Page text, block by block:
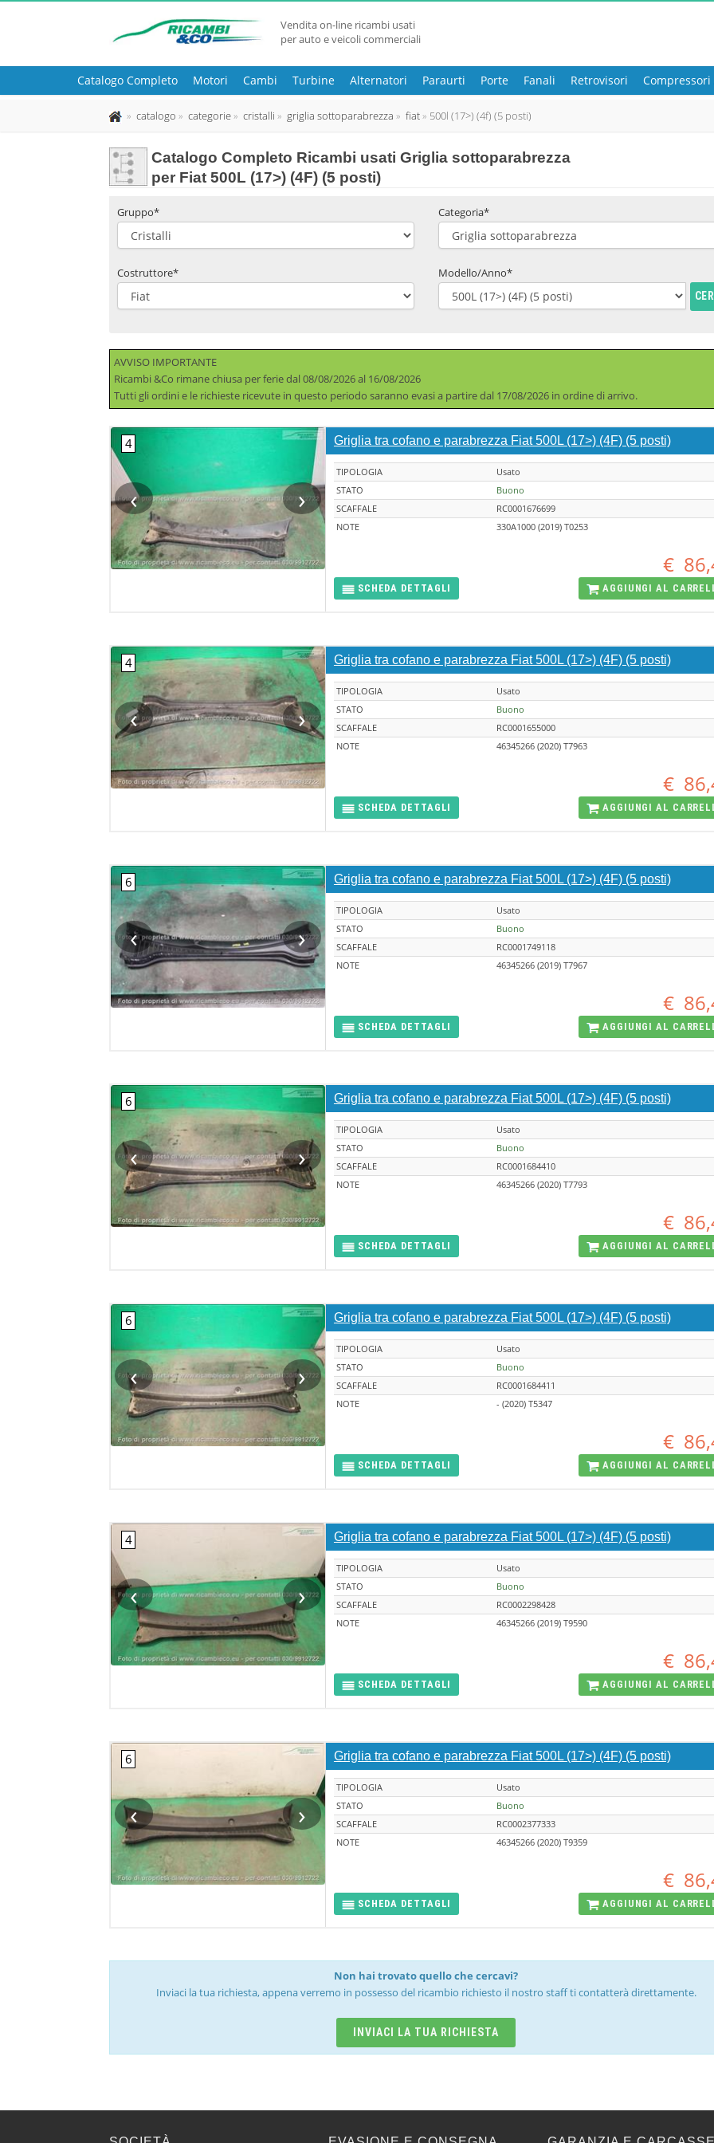
Vendita on-line ricambi usati
per auto e veicoli commerciali
Catalogo Completo Motori Cambi Turbine Alternatori Paraurti Porte Fanali Retrovisori Compressori
catalogo categorie cristalli griglia sottoparabrezza fiat 500l (17>) (4f) (5 posti)
Catalogo Completo Ricambi usati Griglia sottoparabrezza
per Fiat 500L (17>) (4F) (5 posti)
Gruppo* Categoria*
Costruttore* Modello/Anno*
AVVISO IMPORTANTE
Ricambi &Co rimane chiusa per ferie dal 08/08/2026 al 16/08/2026
Tutti gli ordini e le richieste ricevute in questo periodo saranno evasi a partire dal 17/08/2026 in ordine di arrivo.
‹ ›
Griglia tra cofano e parabrezza Fiat 500L (17>) (4F) (5 posti)
TIPOLOGIA
Usato
STATO
Buono
SCAFFALE
RC0001676699
NOTE
330A1000 (2019) T0253
€
SCHEDA DETTAGLI AGGIUNGI AL
‹ ›
Griglia tra cofano e parabrezza Fiat 500L (17>) (4F) (5 posti)
TIPOLOGIA
Usato
STATO
Buono
SCAFFALE
RC0001655000
NOTE
46345266 (2020) T7963
€
SCHEDA DETTAGLI AGGIUNGI AL
‹ ›
Griglia tra cofano e parabrezza Fiat 500L (17>) (4F) (5 posti)
TIPOLOGIA
Usato
STATO
Buono
SCAFFALE
RC0001749118
NOTE
46345266 (2019) T7967
€
SCHEDA DETTAGLI AGGIUNGI AL
‹ ›
Griglia tra cofano e parabrezza Fiat 500L (17>) (4F) (5 posti)
TIPOLOGIA
Usato
STATO
Buono
SCAFFALE
RC0001684410
NOTE
46345266 (2020) T7793
€
SCHEDA DETTAGLI AGGIUNGI AL
‹ ›
Griglia tra cofano e parabrezza Fiat 500L (17>) (4F) (5 posti)
TIPOLOGIA
Usato
STATO
Buono
SCAFFALE
RC0001684411
NOTE
- (2020) T5347
€
SCHEDA DETTAGLI AGGIUNGI AL
‹ ›
Griglia tra cofano e parabrezza Fiat 500L (17>) (4F) (5 posti)
TIPOLOGIA
Usato
STATO
Buono
SCAFFALE
RC0002298428
NOTE
46345266 (2019) T9590
€
SCHEDA DETTAGLI AGGIUNGI AL
‹ ›
Griglia tra cofano e parabrezza Fiat 500L (17>) (4F) (5 posti)
TIPOLOGIA
Usato
STATO
Buono
SCAFFALE
RC0002377333
NOTE
46345266 (2020) T9359
€
SCHEDA DETTAGLI AGGIUNGI AL
Non hai trovato quello che cercavi?
Inviaci la tua richiesta, appena verremo in possesso del ricambio richiesto il nostro staff ti contatterà direttamente.
INVIACI LA TUA RICHIESTA